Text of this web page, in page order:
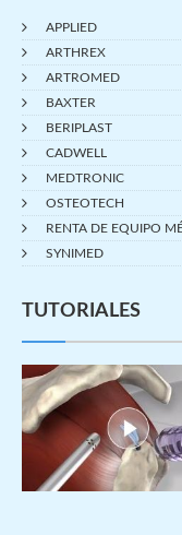
APPLIED
ARTHREX
ARTROMED
BAXTER
BERIPLAST
CADWELL
MEDTRONIC
OSTEOTECH
RENTA DE EQUIPO
SYNIMED
TUTORIALES